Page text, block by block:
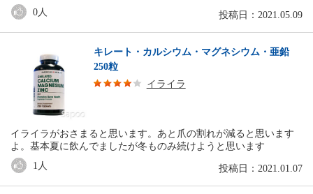
投稿日：2021.05.09
0人
キレート・カルシウム・マグネシウム・亜鉛
250粒
イライラ
イライラがおさまると思います。あと爪の割れが減ると思います
よ。基本夏に飲んでましたが冬ものみ続けようと思います
投稿日：2021.01.07
1 人